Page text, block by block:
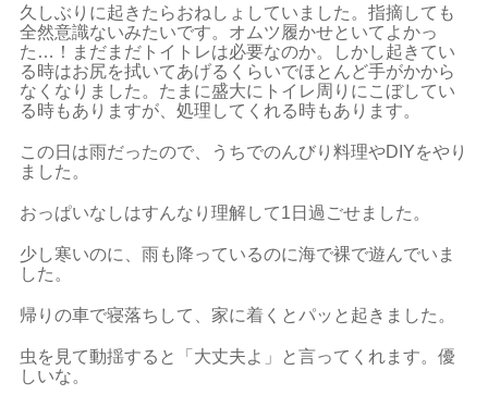
久しぶりに起きたらおねしょしていました。指摘しても
全然意識ないみたいです。オムツ履かせといてよかっ
た…！まだまだトイトレは必要なのか。しかし起きてい
る時はお尻を拭いてあげるくらいでほとんど手がかから
なくなりました。たまに盛大にトイレ周りにこぼしてい
る時もありますが、処理してくれる時もあります。
この日は雨だったので、うちでのんびり料理やDIYをやり
ました。
おっぱいなしはすんなり理解して1日過ごせました。
少し寒いのに、雨も降っているのに海で裸で遊んでいま
した。
帰りの車で寝落ちして、家に着くとパッと起きました。
虫を見て動揺すると「大丈夫よ」と言ってくれます。優
しいな。